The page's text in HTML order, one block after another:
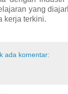
yang
kerja terkini.
ada komentar: